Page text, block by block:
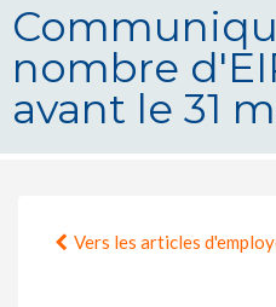
nombre
avant le 31
Vers les articles